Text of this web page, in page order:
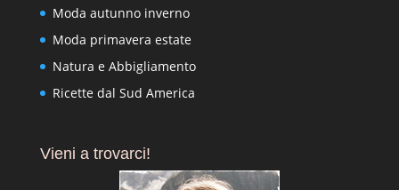
Moda autunno inverno
Moda primavera estate
Natura e Abbigliamento
Ricette dal Sud America
Vieni a trovarci!